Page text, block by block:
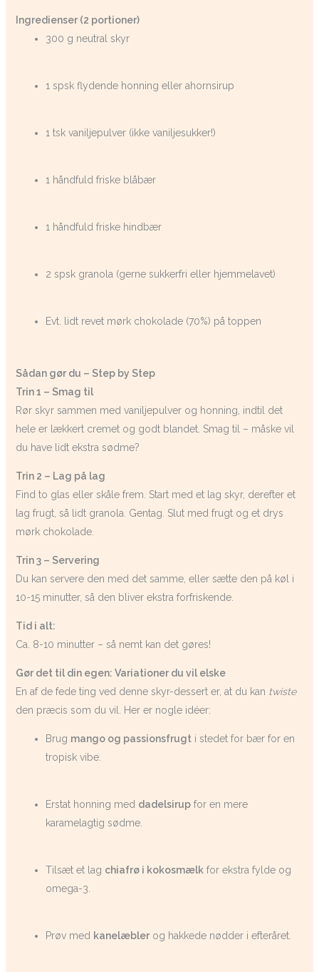
Ingredienser (2 portioner)
300 g neutral skyr
1 spsk flydende honning eller ahornsirup
1 tsk vaniljepulver (ikke vaniljesukker!)
1 håndfuld friske blåbær
1 håndfuld friske hindbær
2 spsk granola (gerne sukkerfri eller hjemmelavet)
Evt. lidt revet mørk chokolade (70%) på toppen
Sådan gør du – Step by Step
Trin 1 – Smag til
Rør skyr sammen med vaniljepulver og honning, indtil det
hele er lækkert cremet og godt blandet. Smag til – måske vil
du have lidt ekstra sødme?
Trin 2 – Lag på lag
Find to glas eller skåle frem. Start med et lag skyr, derefter et
lag frugt, så lidt granola. Gentag. Slut med frugt og et drys
mørk chokolade.
Trin 3 – Servering
Du kan servere den med det samme, eller sætte den på køl i
10-15 minutter, så den bliver ekstra forfriskende.
Tid i alt:
Ca. 8-10 minutter – så nemt kan det gøres!
Gør det til din egen: Variationer du vil elske
En af de fede ting ved denne skyr-dessert er, at du kan twiste
den præcis som du vil. Her er nogle idéer:
Brug mango og passionsfrugti stedet for bær for en
tropisk vibe.
Erstat honning med dadelsirupfor en mere
karamelagtig sødme.
Tilsæt et lag chiafrø i kokosmælkfor ekstra fylde og
omega-3.
Prøv med kanelæblerog hakkede nødder i efteråret.